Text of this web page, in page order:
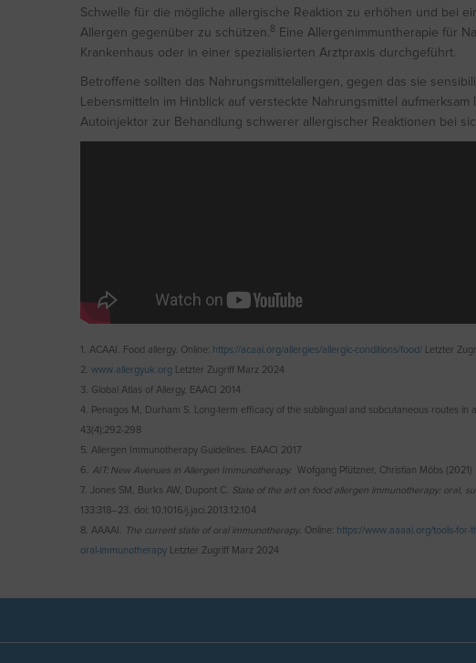
Schwelle für die mögliche allergische Reaktion zu erhöhen und bei
Allergen gegenüber zu schützen. 8
Eine Allergenimmuntherapie für
Krankenhaus oder in einer spezialisierten Arztpraxis durchgeführt.
Betroffene sollten das Nahrungsmittelallergen, gegen das sie
Lebensmitteln im Hinblick auf versteckte Nahrungsmittel
Autoinjektor zur Behandlung schwerer allergischer Reaktionen bei
1. ACAAI. Food allergy. Online: https://acaai.org/allergies/allergic-conditions/food/Letzter
2. www.allergyuk.orgLetzter Zugriff Marz 2024
3. Global Atlas of Allergy, EAACI 2014
4. Penagos M, Durham S. Long-term efficacy of the sublingual and subcutaneous routes in
43(4):292-298
5. Allergen Immunotherapy Guidelines. EAACI 2017
6.
AIT: New Avenues in Allergen Immunotherapy.
Wofgang Pfützner, Christian Möbs (2021)
7. Jones SM, Burks AW, Dupont C.
State of the art on food allergen immunotherapy: oral,
133:318–23. doi: 10.1016/j.jaci.2013.12.104
8. AAAAI.
The current state of oral immunotherapy. Online: https://www.aaaai.org/tools-for-
oral-immunotherapyLetzter Zugriff Marz 2024